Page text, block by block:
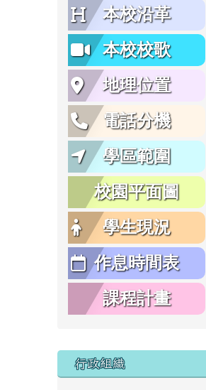
本校沿革
本校校歌
地理位置
電話分機
學區範圍
校園平面圖
學生現況
作息時間表
課程計畫
行政組織